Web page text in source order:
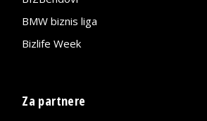
BMW biznis liga
Bizlife Week
Za partnere